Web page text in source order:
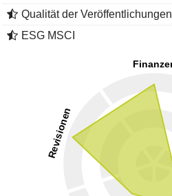
Qualität der Veröffentlichungen
ESG MSCI